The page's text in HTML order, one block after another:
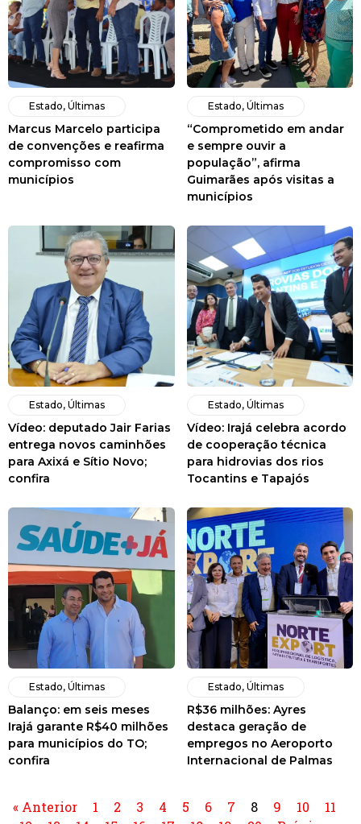
Estado, Últimas
Marcus Marcelo participa
de convenções e reafirma
compromisso com
municípios
Estado, Últimas
“Comprometido em andar
e sempre ouvir a
população”, afirma
Guimarães após visitas a
municípios
Estado, Últimas
Vídeo: deputado Jair Farias
entrega novos caminhões
para Axixá e Sítio Novo;
confira
Estado, Últimas
Vídeo: Irajá celebra acordo
de cooperação técnica
para hidrovias dos rios
Tocantins e Tapajós
Estado, Últimas
Balanço: em seis meses
Irajá garante R$40 milhões
para municípios do TO;
confira
Estado, Últimas
R$36 milhões: Ayres
destaca geração de
empregos no Aeroporto
Internacional de Palmas
« Anterior 1 2 3 4 5 6 7 8 9 10
11